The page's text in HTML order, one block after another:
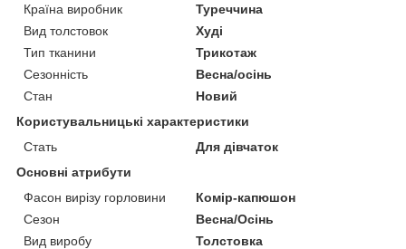
Країна виробник
Туреччина
Вид толстовок
Худі
Тип тканини
Трикотаж
Сезонність
Весна/осінь
Стан
Новий
Користувальницькі характеристики
Стать
Для дівчаток
Основні атрибути
Фасон вирізу горловини
Комір-капюшон
Сезон
Весна/Осінь
Вид виробу
Толстовка